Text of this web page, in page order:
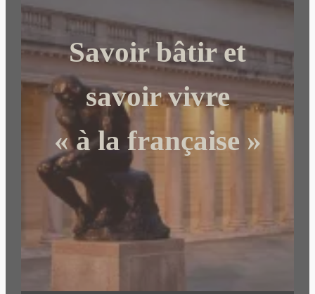
r
c
h
r
Savoir bâtir et
savoir vivre
« à la française »